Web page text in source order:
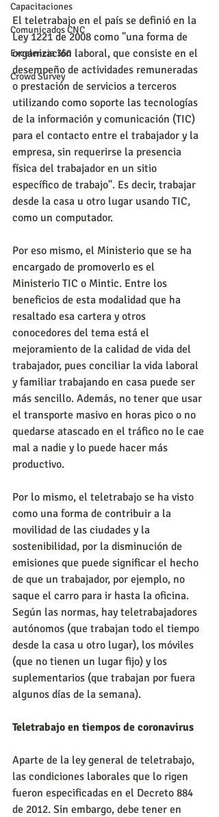
Capacitaciones
Comunicados CNC
Excelencia 360
Crowd Survey
El teletrabajo en el país se definió en la
Ley 1221 de 2008 como "una forma de
organización laboral, que consiste en el
desempeño de actividades remuneradas
o prestación de servicios a terceros
utilizando como soporte las tecnologías
de la información y comunicación (TIC)
para el contacto entre el trabajador y la
empresa, sin requerirse la presencia
física del trabajador en un sitio
específico de trabajo". Es decir, trabajar
desde la casa u otro lugar usando TIC,
como un computador.
Por eso mismo, el Ministerio que se ha
encargado de promoverlo es el
Ministerio TIC o Mintic. Entre los
beneficios de esta modalidad que ha
resaltado esa cartera y otros
conocedores del tema está el
mejoramiento de la calidad de vida del
trabajador, pues conciliar la vida laboral
y familiar trabajando en casa puede ser
más sencillo. Además, no tener que usar
el transporte masivo en horas pico o no
quedarse atascado en el tráfico no le cae
mal a nadie y lo puede hacer más
productivo.
Por lo mismo, el teletrabajo se ha visto
como una forma de contribuir a la
movilidad de las ciudades y la
sostenibilidad, por la disminución de
emisiones que puede significar el hecho
de que un trabajador, por ejemplo, no
saque el carro para ir hasta la oficina.
Según las normas, hay teletrabajadores
autónomos (que trabajan todo el tiempo
desde la casa u otro lugar), los móviles
(que no tienen un lugar fijo) y los
suplementarios (que trabajan por fuera
algunos días de la semana).
Teletrabajo en tiempos de coronavirus
Aparte de la ley general de teletrabajo,
las condiciones laborales que lo rigen
fueron especificadas en el Decreto 884
de 2012. Sin embargo, debe tener en